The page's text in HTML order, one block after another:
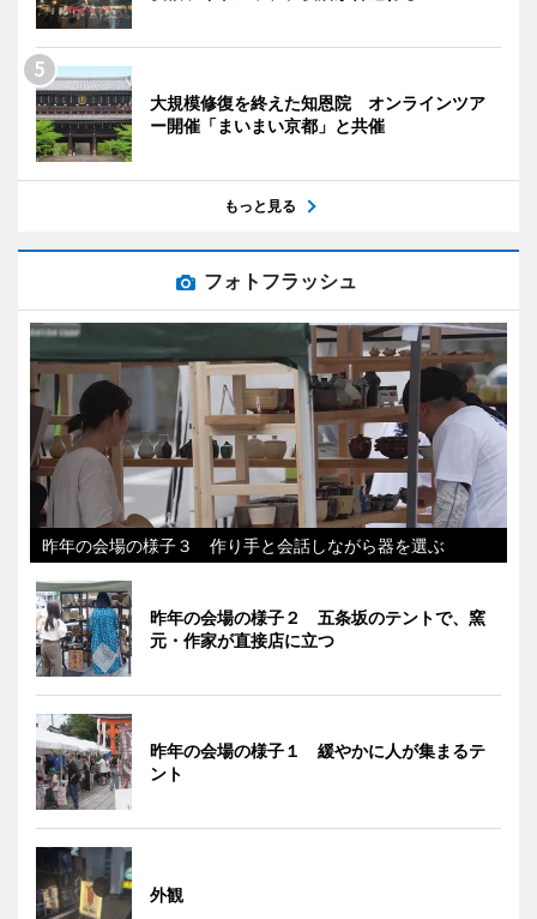
大規模修復を終えた知恩院 オンラインツア
ー開催「まいまい京都」と共催
もっと見る
フォトフラッシュ
昨年の会場の様子３ 作り手と会話しながら器を選ぶ
昨年の会場の様子２ 五条坂のテントで、窯
元・作家が直接店に立つ
昨年の会場の様子１ 緩やかに人が集まるテ
ント
外観